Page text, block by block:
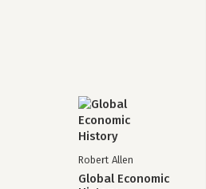
Robert Allen
Global Economic